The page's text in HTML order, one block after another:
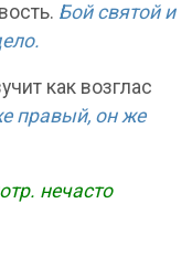
Бой святой и
как возглас
правый, он же
нечасто